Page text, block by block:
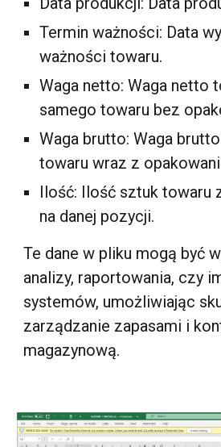
Termin ważności: Data
ważności towaru.
Waga netto: Waga netto
samego towaru bez
Waga brutto: Waga
towaru wraz z
Ilość: Ilość sztuk towaru
na danej pozycji.
Te dane w pliku mogą być
analizy, raportowania, czy
systemów, umożliwiając
zarządzanie zapasami i
magazynową.